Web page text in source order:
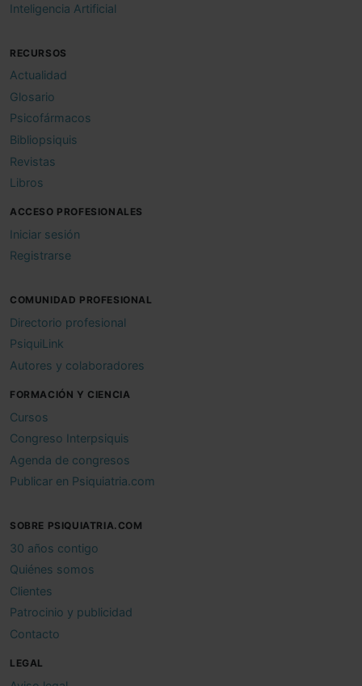
Inteligencia Artificial
RECURSOS
Actualidad
Glosario
Psicofármacos
Bibliopsiquis
Revistas
Libros
ACCESO PROFESIONALES
Iniciar sesión
Registrarse
COMUNIDAD PROFESIONAL
Directorio profesional
PsiquiLink
Autores y colaboradores
FORMACIÓN Y CIENCIA
Cursos
Congreso Interpsiquis
Agenda de congresos
Publicar en Psiquiatria.com
SOBRE PSIQUIATRIA.COM
30 años contigo
Quiénes somos
Clientes
Patrocinio y publicidad
Contacto
LEGAL